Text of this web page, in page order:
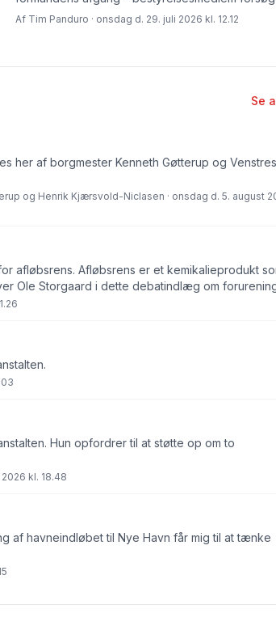
sig med opråb om hjælp udefra.
Af Tim Panduro · onsdag d. 29. juli 2026 kl. 12.12
Se
her af borgmester Kenneth Gøtterup og Venstres
og Henrik Kjærsvold-Niclasen · onsdag d. 5. august
afløbsrens. Afløbsrens er et kemikalieprodukt
Ole Storgaard i dette debatindlæg om
Hun opfordrer til at støtte op om to
kl. 18.48
af havneindløbet til Nye Havn får mig til at tænke